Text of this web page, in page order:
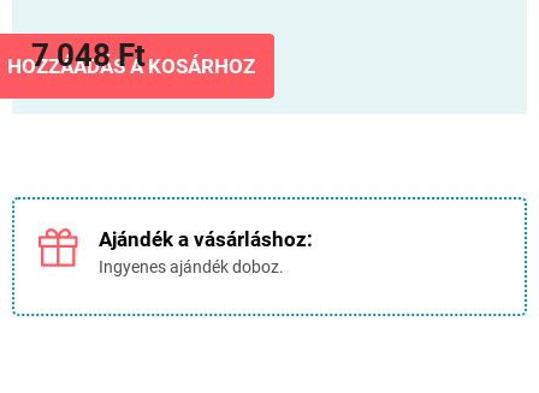
7 048 Ft
HOZZÁADÁS A KOSÁRHOZ
Ajándék a vásárláshoz:
Ingyenes ajándék doboz.